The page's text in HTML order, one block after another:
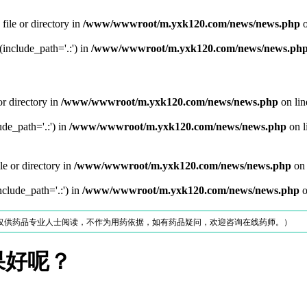
file or directory in /www/wwwroot/m.yxk120.com/news/news.php
in /www/wwwroot/m.yxk120.com/news/
directory in /www/wwwroot/m.yxk120.com/news/news.php on
in /www/wwwroot/m.yxk120.com/news/news.php on
or directory in /www/wwwroot/m.yxk120.com/news/news.php
in /www/wwwroot/m.yxk120.com/news/news.php
药品专业人士阅读，不作为用药依据，如有药品疑问，欢迎咨询在线药师。）
呢？